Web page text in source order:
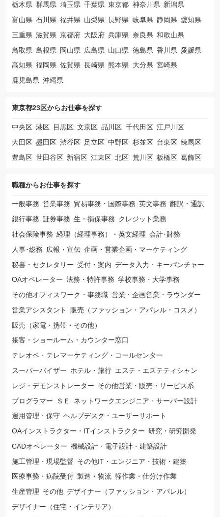
栃木県 群馬県 埼玉県 千葉県 東京都 神奈川県 新潟県
富山県 石川県 福井県 山梨県 長野県 岐阜県 静岡県 愛知県
三重県 滋賀県 京都府 大阪府 兵庫県 奈良県 和歌山県
鳥取県 島根県 岡山県 広島県 山口県 徳島県 香川県 愛媛県
高知県 福岡県 佐賀県 長崎県 熊本県 大分県 宮崎県
鹿児島県 沖縄県
東京都23区からお仕事を探す
中央区 港区 目黒区 文京区 品川区 千代田区 江戸川区
大田区 墨田区 渋谷区 足立区 中野区 杉並区 台東区 練馬区
豊島区 世田谷区 新宿区 江東区 北区 荒川区 板橋区 葛飾区
職種からお仕事を探す
一般事務 営業事務 貿易事務・国際事務 英文事務 翻訳・通訳
銀行事務 証券事務 生・損保事務 クレジット業務
社会保険事務 経理（経理事務）・英文経理 会計･財務
人事･総務 広報・宣伝 企画・営業企画・マーケティング
秘書・セクレタリー 受付・案内 データ入力・キーパンチャー
OAオペレーター 法務・特許事務 学校事務・大学事務
その他オフィスワーク・事務職 営業・企画営業・ラウンダー
営業アシスタント
販売（ファッション・アパレル・コスメ）
販売（家電・携帯・その他）
接客・ショールーム・カウンター窓口
テレオペ・テレマーケティング・コールセンター
スーパーバイザー ホテル・旅行 エステ・エステティシャン
レジ・デモンストレーター その他営業・販売・サービス系
プログラマー
ＳＥ
ネットワークエンジニア・サーバー設計
運用管理・保守 ヘルプデスク・ユーザーサポート
OAインストラクター・ITインストラクター 研究・研究開発
CADオペレーター 機械設計・電子設計・建築設計
施工管理・現場監督 その他IT・エンジニア・技術・建築
医療事務・病院受付 製造・物流 軽作業・仕分け作業
生産管理 その他 デザイナー（ファッション・アパレル）
デザイナー（住宅・インテリア）